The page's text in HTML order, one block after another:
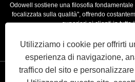
Odowell sostiene una filosofia
focalizzata sulla qualità", offrendo
superiori ai clienti in tutto
Utilizziamo i cookie per offrirti
esperienza di navigazione,
traffico del sito e